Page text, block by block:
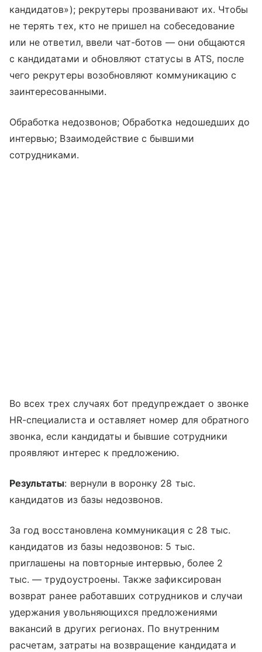
кандидатов»); рекрутеры прозванивают их. Чтобы
не терять тех, кто не пришел на собеседование
или не ответил, ввели чат-ботов — они общаются
с кандидатами и обновляют статусы в ATS, после
чего рекрутеры возобновляют коммуникацию с
заинтересованными.
Обработка недозвонов; Обработка недошедших до
интервью; Взаимодействие с бывшими
сотрудниками.
Во всех трех случаях бот предупреждает о звонке
HR-специалиста и оставляет номер для обратного
звонка, если кандидаты и бывшие сотрудники
проявляют интерес к предложению.
Результаты: вернули в воронку 28 тыс.
кандидатов из базы недозвонов.
За год восстановлена коммуникация с 28 тыс.
кандидатов из базы недозвонов: 5 тыс.
приглашены на повторные интервью, более 2
тыс. — трудоустроены. Также зафиксирован
возврат ранее работавших сотрудников и случаи
удержания увольняющихся предложениями
вакансий в других регионах. По внутренним
расчетам, затраты на возвращение кандидата и